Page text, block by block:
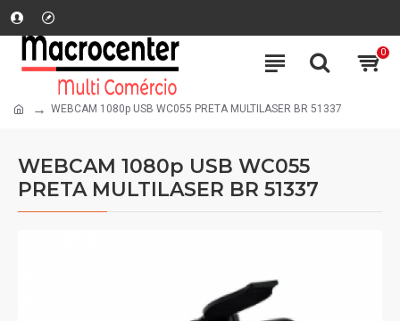
0
WEBCAM 1080p USB WC055 PRETA MULTILASER BR 51337
WEBCAM 1080p USB WC055
PRETA MULTILASER BR 51337